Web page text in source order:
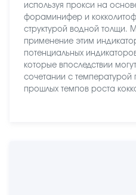
используя прокси на
фораминифер и
структурой водной толщи.
применение этим
потенциальных
которые впоследствии
сочетании с температурой
прошлых темпов роста